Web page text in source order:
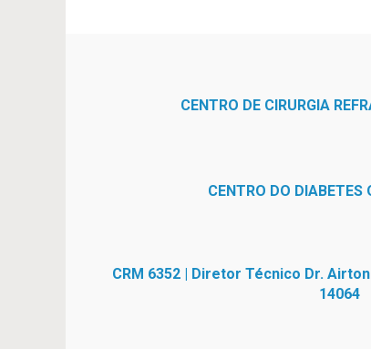
CENTRO DE CIRURGIA
CENTRO DO DIABETES
CRM 6352 | Diretor Técnico Dr.
14064